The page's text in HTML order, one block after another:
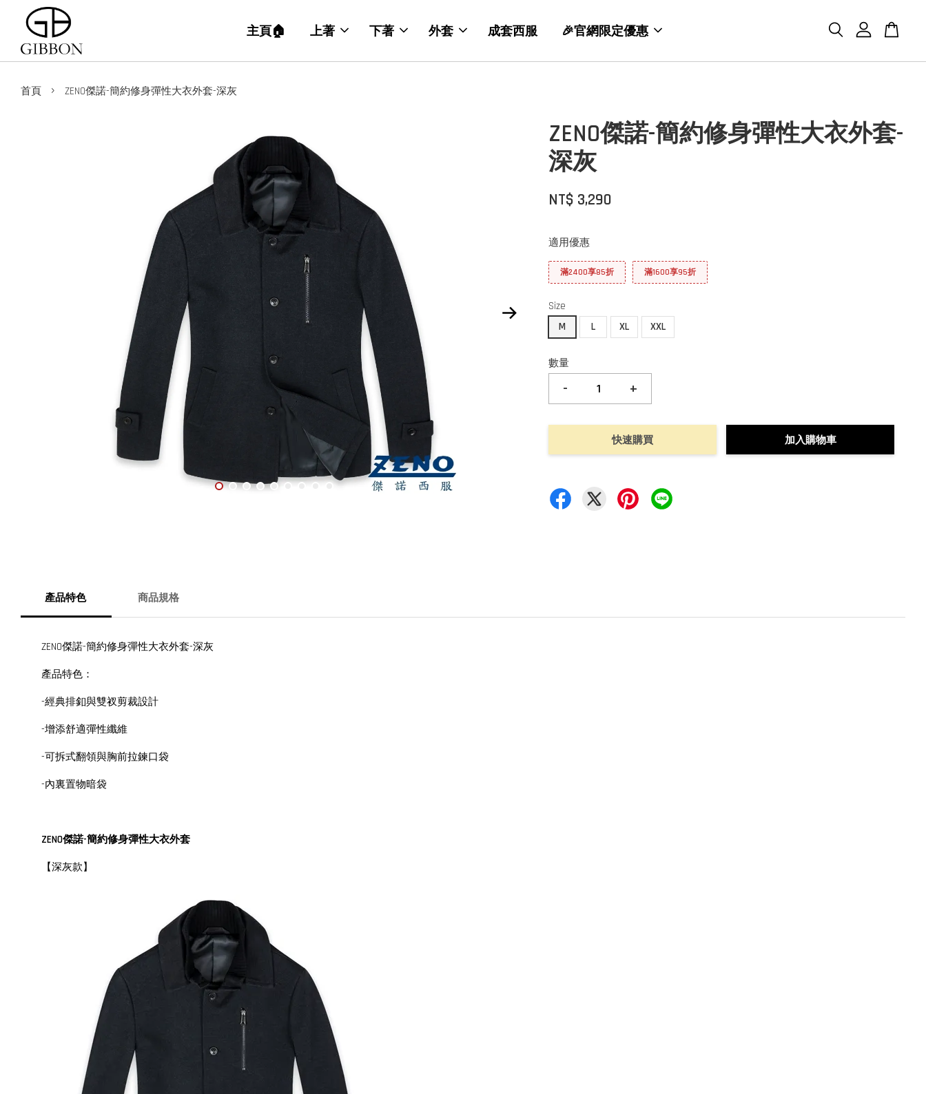
主頁🏠 上著 下著 外套 成套西服 🎉官網限定優惠
首頁 › ZENO傑諾-簡約修身彈性大衣外套-深灰
ZENO傑諾-簡約修身彈性大衣外套-
深灰
NT$ 3,290
適用優惠
滿2400享85折 滿1600享95折
Size
M
L XL XXL
數量
- +
快速購買 加入購物車
產品特色 商品規格
ZENO傑諾-簡約修身彈性大衣外套-深灰
產品特色：
-經典排釦與雙衩剪裁設計
-增添舒適彈性纖維
-可拆式翻領與胸前拉鍊口袋
-內裏置物暗袋
ZENO傑諾-簡約修身彈性大衣外套
【深灰款】